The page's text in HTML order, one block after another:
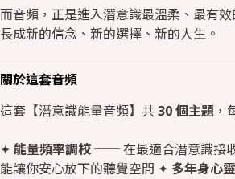
而音頻，正是進入潛意識最溫柔、最有
長成新的信念、新的選擇、新的人生。
關於這套音頻
這套【潛意識能量音頻】共30 個主題 ，
✦ 能量頻率調校── 在最適合潛意識接
能讓你安心放下的聽覺空間 ✦ 多年身心